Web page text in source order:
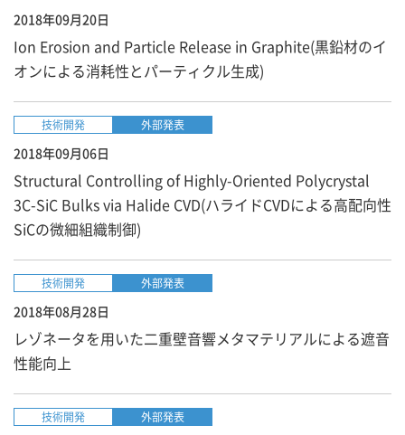
2018年09月20日
Ion Erosion and Particle Release in Graphite(黒鉛材のイ
オンによる消耗性とパーティクル生成)
技術開発 外部発表
2018年09月06日
Structural Controlling of Highly-Oriented Polycrystal
3C-SiC Bulks via Halide CVD(ハライドCVDによる高配向性
SiCの微細組織制御)
技術開発 外部発表
2018年08月28日
レゾネータを用いた二重壁音響メタマテリアルによる遮音
性能向上
技術開発 外部発表